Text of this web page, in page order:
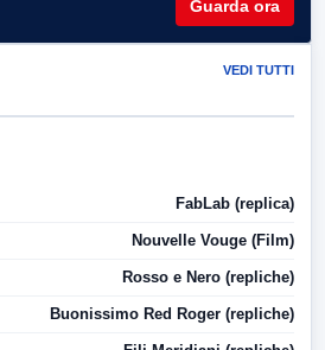
Guarda ora
VEDI TUTTI
FabLab (replica)
Nouvelle Vouge (Film)
Rosso e Nero (repliche)
Buonissimo Red Roger (repliche)